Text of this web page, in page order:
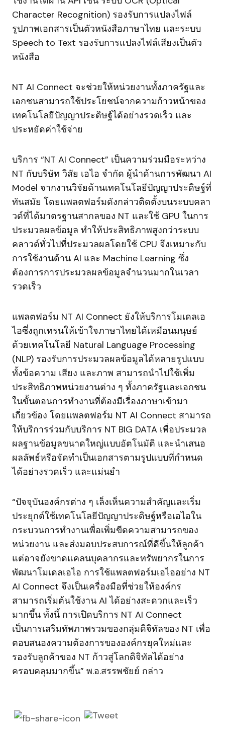
Character Recognition) รองรับการแปลงไฟล์
รูปภาพเอกสารเป็นตัวหนังสือภาษาไทย และระบบ
Speech to Text รองรับการแปลงไฟล์เสียงเป็นตัว
หนังสือ
NT AI Connect จะช่วยให้หน่วยงานทั้งภาครัฐและ
เอกชนสามารถใช้ประโยชน์จากความก้าวหน้าของ
เทคโนโลยีปัญญาประดิษฐ์ได้อย่างรวดเร็ว และ
ประหยัดค่าใช้จ่าย
บริการ “NT AI Connect” เป็นความร่วมมือระหว่าง
NT กับบริษัท วิสัย เอไอ จำกัด ผู้นำด้านการพัฒนา AI
Model จากงานวิจัยด้านเทคโนโลยีปัญญาประดิษฐ์ที่
ทันสมัย โดยแพลตฟอร์มดังกล่าวติดตั้งบนระบบคลา
วด์ที่ได้มาตรฐานสากลของ NT และใช้ GPU ในการ
ประมวลผลข้อมูล ทำให้ประสิทธิภาพสูงกว่าระบบ
คลาวด์ทั่วไปที่ประมวลผลโดยใช้ CPU จึงเหมาะกับ
การใช้งานด้าน AI และ Machine Learning ซึ่ง
ต้องการการประมวลผลข้อมูลจำนวนมากในเวลา
รวดเร็ว
แพลตฟอร์ม NT AI Connect ยังให้บริการโมเดลเอ
ไอซึ่งถูกเทรนให้เข้าใจภาษาไทยได้เหมือนมนุษย์
ด้วยเทคโนโลยี Natural Language Processing
(NLP) รองรับการประมวลผลข้อมูลได้หลายรูปแบบ
ทั้งข้อความ เสียง และภาพ สามารถนำไปใช้เพิ่ม
ประสิทธิภาพหน่วยงานต่าง ๆ ทั้งภาครัฐและเอกชน
ในขั้นตอนการทำงานที่ต้องมีเรื่องภาษาเข้ามา
เกี่ยวข้อง โดยแพลตฟอร์ม NT AI Connect สามารถ
ให้บริการร่วมกับบริการ NT BIG DATA เพื่อประมวล
ผลฐานข้อมูลขนาดใหญ่แบบอัตโนมัติ และนำเสนอ
ผลลัพธ์หรือจัดทำเป็นเอกสารตามรูปแบบที่กำหนด
ได้อย่างรวดเร็ว และแม่นยำ
“ปัจจุบันองค์กรต่าง ๆ เล็งเห็นความสำคัญและเริ่ม
ประยุกต์ใช้เทคโนโลยีปัญญาประดิษฐ์หรือเอไอใน
กระบวนการทำงานเพื่อเพิ่มขีดความสามารถของ
หน่วยงาน และส่งมอบประสบการณ์ที่ดีขึ้นให้ลูกค้า
แต่อาจยังขาดแคลนบุคลากรและทรัพยากรในการ
พัฒนาโมเดลเอไอ การใช้แพลตฟอร์มเอไออย่าง NT
AI Connect จึงเป็นเครื่องมือที่ช่วยให้องค์กร
สามารถเริ่มต้นใช้งาน AI ได้อย่างสะดวกและเร็ว
มากขึ้น ทั้งนี้ การเปิดบริการ NT AI Connect
เป็นการเสริมทัพภาพรวมของกลุ่มดิจิทัลของ NT เพื่อ
ตอบสนองความต้องการขององค์กรยุคใหม่และ
รองรับลูกค้าของ NT ก้าวสู่โลกดิจิทัลได้อย่าง
ครอบคลุมมากขึ้น” พ.อ.สรรพชัยย์ กล่าว